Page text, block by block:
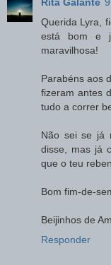
Querida Lyra,
está bom e
maravilhosa!
Parabéns aos
fizeram antes
tudo a correr
Não sei se já
disse, mas já
que o teu
Bom fim-de-
Beijinhos de
Responder